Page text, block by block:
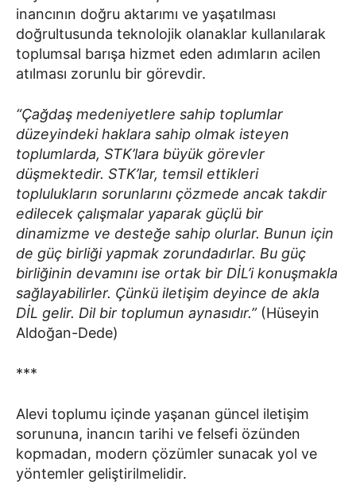
inancının doğru aktarımı ve yaşatılması
doğrultusunda teknolojik olanaklar kullanılarak
toplumsal barışa hizmet eden adımların acilen
atılması zorunlu bir görevdir.
“Çağdaş medeniyetlere sahip toplumlar
düzeyindeki haklara sahip olmak isteyen
toplumlarda, STK’lara büyük görevler
düşmektedir. STK’lar, temsil ettikleri
toplulukların sorunlarını çözmede ancak takdir
edilecek çalışmalar yaparak güçlü bir
dinamizme ve desteğe sahip olurlar. Bunun için
de güç birliği yapmak zorundadırlar. Bu güç
birliğinin devamını ise ortak bir DİL’i konuşmakla
sağlayabilirler. Çünkü iletişim deyince de akla
DİL gelir. Dil bir toplumun aynasıdır.”(Hüseyin
Aldoğan-Dede)
***
Alevi toplumu içinde yaşanan güncel iletişim
sorununa, inancın tarihi ve felsefi özünden
kopmadan, modern çözümler sunacak yol ve
yöntemler geliştirilmelidir.